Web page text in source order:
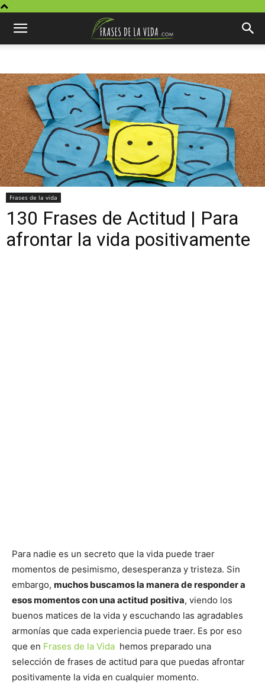
Frases de la vida
130 Frases de Actitud | Para
afrontar la vida positivamente
Para nadie es un secreto que la vida puede traer
momentos de pesimismo, desesperanza y tristeza. Sin
embargo, muchos buscamos la manera de responder a
esos momentos con una actitud positiva, viendo los
buenos matices de la vida y escuchando las agradables
armonías que cada experiencia puede traer. Es por eso
que en Frases de la Vida hemos preparado una
selección de frases de actitud para que puedas afrontar
positivamente la vida en cualquier momento.